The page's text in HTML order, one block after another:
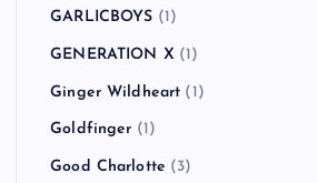
GARLICBOYS (1)
GENERATION X (1)
Ginger Wildheart (1)
Goldfinger (1)
Good Charlotte (3)